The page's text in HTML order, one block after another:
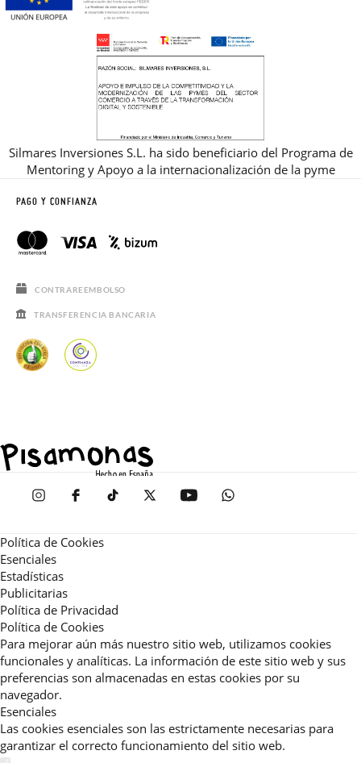
Silmares Inversiones S.L. ha sido beneficiario del Programa de
Mentoring y Apoyo a la internacionalización de la pyme
PAGO Y CONFIANZA
CONTRAREEMBOLSO
TRANSFERENCIA BANCARIA
Política de Cookies
Esenciales
Estadísticas
Publicitarias
Política de Privacidad
Política de Cookies
Para mejorar aún más nuestro sitio web, utilizamos cookies
funcionales y analíticas. La información de este sitio web y sus
preferencias son almacenadas en estas cookies por su
navegador.
Esenciales
Las cookies esenciales son las estrictamente necesarias para
garantizar el correcto funcionamiento del sitio web.